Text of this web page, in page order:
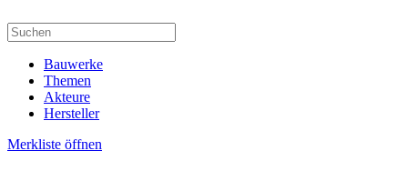
Bauwerke
Themen
Akteure
Hersteller
Merkliste öffnen